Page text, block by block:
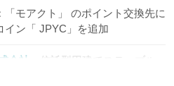
「モアクト」 のポイント交換先に
イン「 JPYC」を追加
会社
信託型円建てステーブル